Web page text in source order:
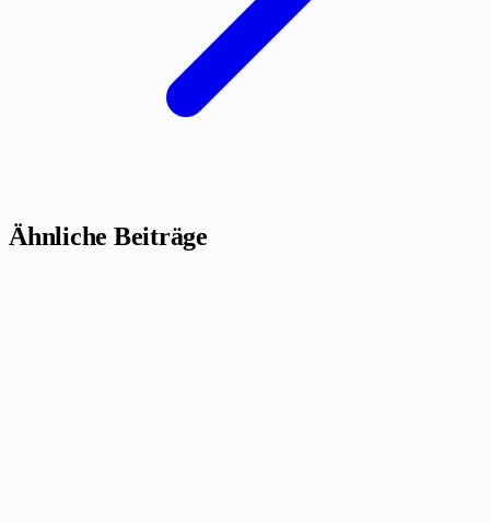
Ähnliche Beiträge